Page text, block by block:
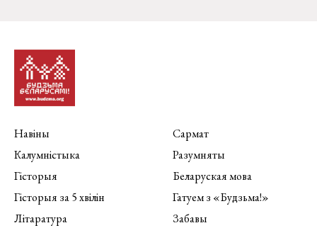
Навіны
Калумністыка
Гісторыя
Гісторыя за 5 хвілін
Літаратура
Сармат
Разумняты
Беларуская мова
Гатуем з «Будзьма!»
Забавы